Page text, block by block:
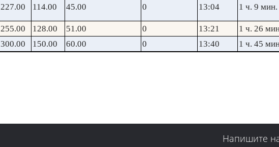
227.00 114.00 45.00 0 13:04 1 ч. 9 мин.
255.00 128.00 51.00 0 13:21
1 ч. 26
300.00 150.00 60.00 0 13:40 1 ч. 45
Напишите